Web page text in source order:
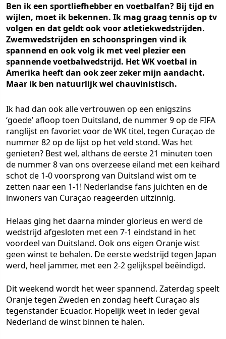
Ben ik een sportliefhebber en voetbalfan? Bij tijd en
wijlen, moet ik bekennen. Ik mag graag tennis op tv
volgen en dat geldt ook voor atletiekwedstrijden.
Zwemwedstrijden en schoonspringen vind ik
spannend en ook volg ik met veel plezier een
spannende voetbalwedstrijd. Het WK voetbal in
Amerika heeft dan ook zeer zeker mijn aandacht.
Maar ik ben natuurlijk wel chauvinistisch.
Ik had dan ook alle vertrouwen op een enigszins
‘goede’ afloop toen Duitsland, de nummer 9 op de FIFA
ranglijst en favoriet voor de WK titel, tegen Curaçao de
nummer 82 op de lijst op het veld stond. Was het
genieten? Best wel, althans de eerste 21 minuten toen
de nummer 8 van ons overzeese eiland met een keihard
schot de 1-0 voorsprong van Duitsland wist om te
zetten naar een 1-1! Nederlandse fans juichten en de
inwoners van Curaçao reageerden uitzinnig.
Helaas ging het daarna minder glorieus en werd de
wedstrijd afgesloten met een 7-1 eindstand in het
voordeel van Duitsland. Ook ons eigen Oranje wist
geen winst te behalen. De eerste wedstrijd tegen Japan
werd, heel jammer, met een 2-2 gelijkspel beëindigd.
Dit weekend wordt het weer spannend. Zaterdag speelt
Oranje tegen Zweden en zondag heeft Curaçao als
tegenstander Ecuador. Hopelijk weet in ieder geval
Nederland de winst binnen te halen.